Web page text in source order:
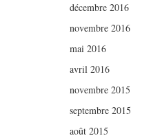
décembre 2016
novembre 2016
mai 2016
avril 2016
novembre 2015
septembre 2015
août 2015